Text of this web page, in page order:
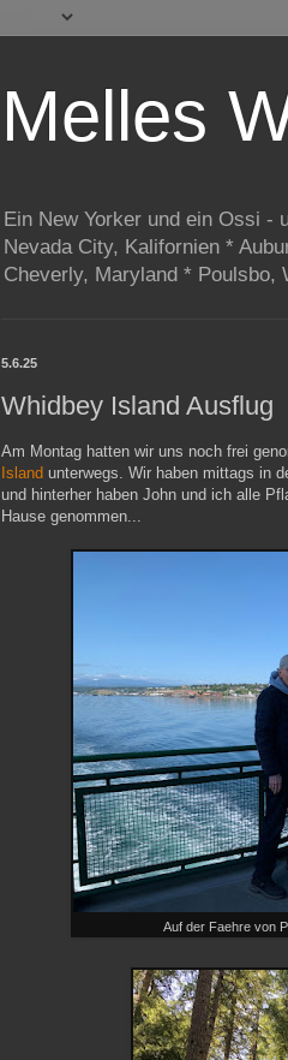
Melles
Ein New Yorker und ein Ossi -
Nevada City, Kalifornien *
Cheverly, Maryland * Poulsbo,
5.6.25
Whidbey Island Ausflug
Am Montag hatten wir uns noch frei
Island unterwegs. Wir haben mittags in
und hinterher haben John und ich alle
Hause genommen...
Auf der Faehre von